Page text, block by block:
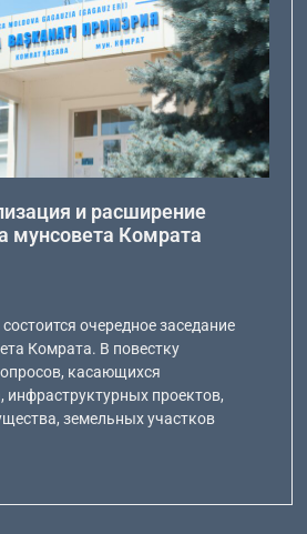
и расширение
мунсовета Комрата
очередное заседание
Комрата. В повестку
касающихся
инфраструктурных проектов,
земельных участков